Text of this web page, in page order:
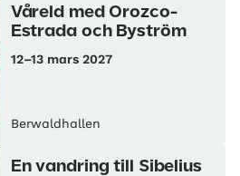
Våreld med Orozco-
Estrada och Byström
12–13 mars 2027
Berwaldhallen
En vandring till Sibelius